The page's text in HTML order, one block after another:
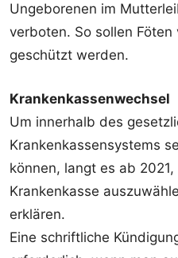
Ungeborenen im
verboten. So sollen
geschützt werden.
Krankenkassenwechsel
Um innerhalb des
Krankenkassensystems
können, langt es ab
Krankenkasse
erklären.
Eine schriftliche